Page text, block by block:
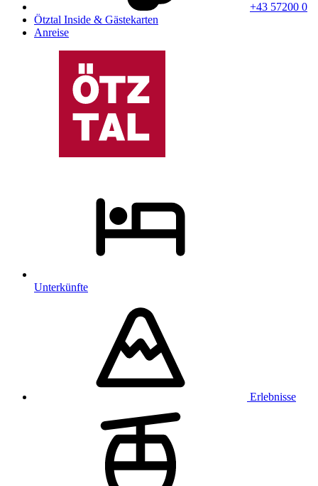
+43 57200 0
Ötztal Inside & Gästekarten
Anreise
Unterkünfte
Erlebnisse